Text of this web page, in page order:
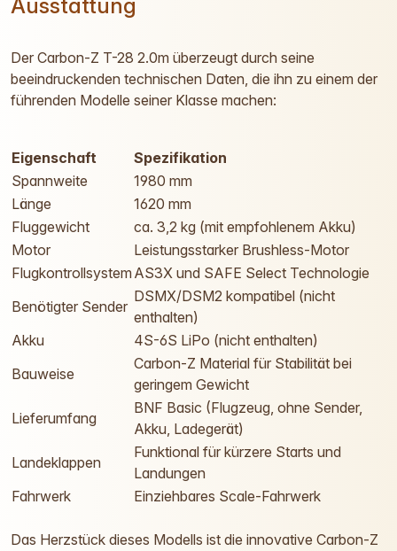
Ausstattung
Der Carbon-Z T-28 2.0m überzeugt durch seine
beeindruckenden technischen Daten, die ihn zu einem der
führenden Modelle seiner Klasse machen:
Eigenschaft
Spezifikation
Spannweite
1980 mm
Länge
1620 mm
Fluggewicht
ca. 3,2 kg (mit empfohlenem Akku)
Motor
Leistungsstarker Brushless-Motor
Flugkontrollsystem AS3X und SAFE Select Technologie
Benötigter Sender
DSMX/DSM2 kompatibel (nicht
enthalten)
Akku
4S-6S LiPo (nicht enthalten)
Bauweise
Carbon-Z Material für Stabilität bei
geringem Gewicht
Lieferumfang
BNF Basic (Flugzeug, ohne Sender,
Akku, Ladegerät)
Landeklappen
Funktional für kürzere Starts und
Landungen
Fahrwerk
Einziehbares Scale-Fahrwerk
Das Herzstück dieses Modells ist die innovative Carbon-Z